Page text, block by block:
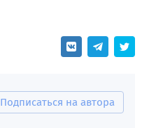
Подписаться на автора